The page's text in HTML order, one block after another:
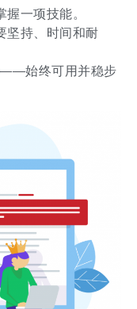
一项技能。
坚持、时间和耐
——始终可用并稳步